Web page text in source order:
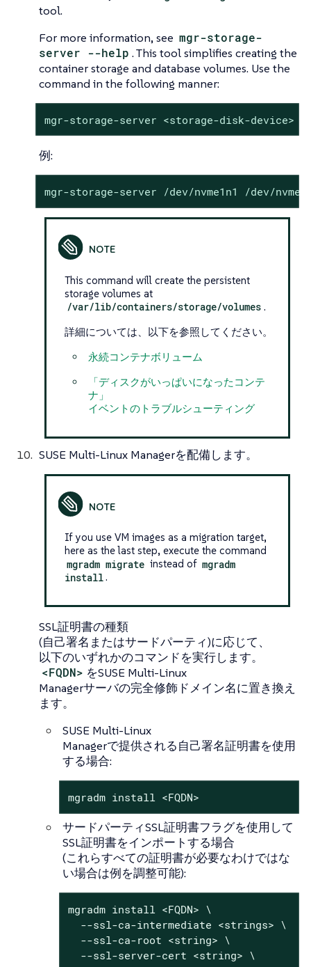
tool.
For more information, see mgr-storage-
server --help . This tool simplifies creating the
container storage and database volumes. Use the
command in the following manner:
mgr-storage-server <storage-disk-device>
例:
mgr-storage-server /dev/nvme1n1 /dev/
This command will create the persistent
storage volumes at
/var/lib/containers/storage/volumes .
詳細については、以下を参照してください。
永続コンテナボリューム
「ディスクがいっぱいになったコンテ
ナ」
イベントのトラブルシューティング
SUSE Multi-Linux Managerを配備します。
If you use VM images as a migration target,
here as the last step, execute the command
mgradm migrate instead of mgradm
install.
SSL証明書の種類
(自己署名またはサードパーティ)に応じて、
以下のいずれかのコマンドを実行します。
<FQDN> をSUSE Multi-Linux
Managerサーバの完全修飾ドメイン名に置き換え
ます。
SUSE Multi-Linux
Managerで提供される自己署名証明書を使用
する場合:
mgradm install <FQDN>
サードパーティSSL証明書フラグを使用して
SSL証明書をインポートする場合
(これらすべての証明書が必要なわけではな
い場合は例を調整可能):
mgradm install <FQDN> \
  --ssl-ca-intermediate <strings> \
  --ssl-ca-root <string> \
  --ssl-server-cert <string> \